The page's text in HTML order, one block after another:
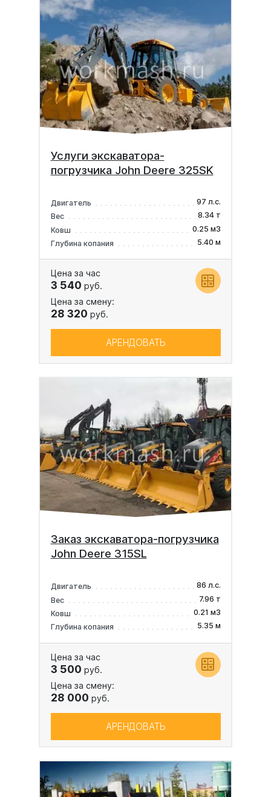
Услуги экскаватора-
погрузчика John Deere 325SK
Двигатель
97 л.с.
Вес
8.34 т
Ковш
0.25 м3
Глубина копания
5.40 м
Цена за час
3 540 руб.
Цена за смену:
28 320 руб.
АРЕНДОВАТЬ
Заказ экскаватора-погрузчика
John Deere 315SL
Двигатель
86 л.с.
Вес
7.96 т
Ковш
0.21 м3
Глубина копания
5.35 м
Цена за час
3 500 руб.
Цена за смену:
28 000 руб.
АРЕНДОВАТЬ